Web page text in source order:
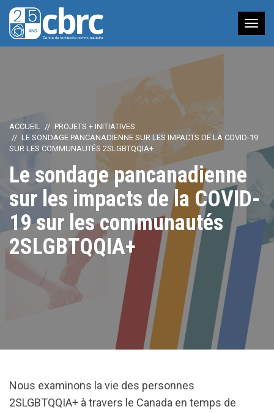
à
ACCUEIL
PROJETS + INITIATIVES
LE SONDAGE PANCANADIENNE SUR LES IMPACTS DE LA COVID-19
SUR LES COMMUNAUTÉS 2SLGBTQQIA+
Le sondage pancanadienne
sur les impacts de la COVID-
19 sur les communautés
2SLGBTQQIA+
Nous examinons la vie des personnes
2SLGBTQQIA+ à travers le Canada en temps de